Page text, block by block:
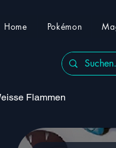
Home Pokémon
Flammen